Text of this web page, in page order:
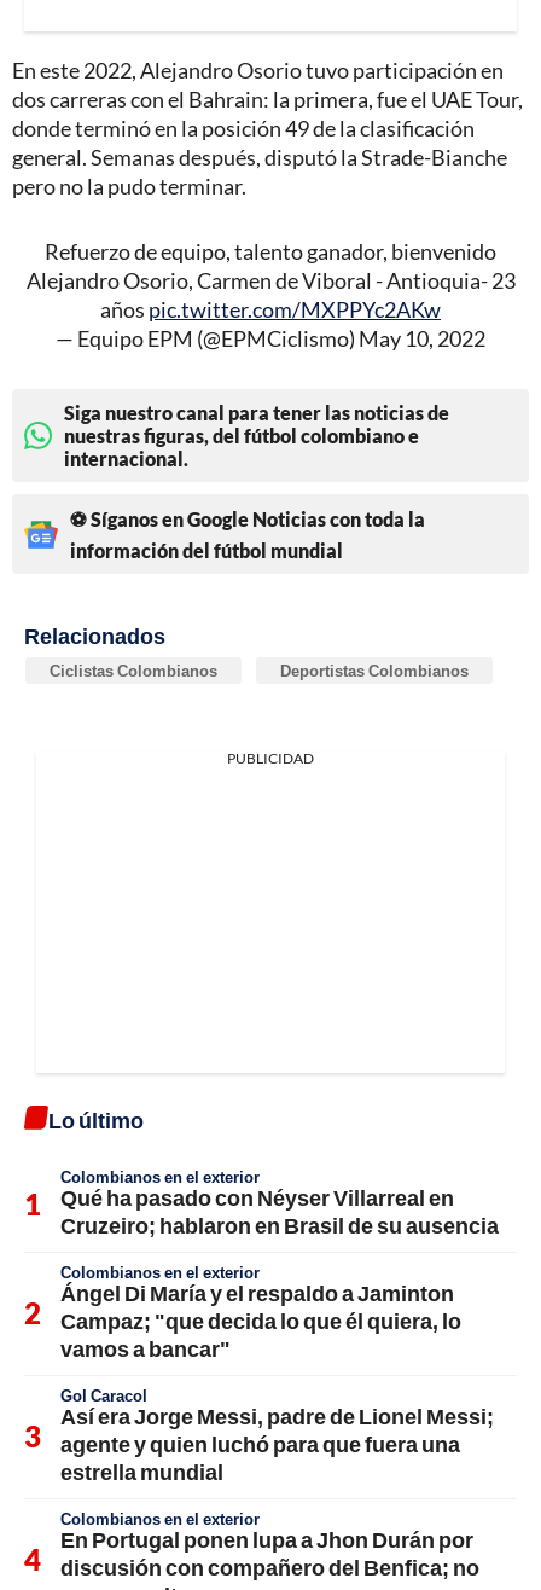
En este 2022, Alejandro Osorio tuvo participación en
dos carreras con el Bahrain: la primera, fue el UAE Tour,
donde terminó en la posición 49 de la clasificación
general. Semanas después, disputó la Strade-Bianche
pero no la pudo terminar.
Refuerzo de equipo, talento ganador, bienvenido
Alejandro Osorio, Carmen de Viboral - Antioquia- 23
años pic.twitter.com/MXPPYc2AKw
— Equipo EPM (@EPMCiclismo) May 10, 2022
Siga nuestro canal para tener las noticias de
nuestras figuras, del fútbol colombiano e
internacional.
⚽ Síganos en Google Noticias con toda la
información del fútbol mundial
Relacionados
Ciclistas Colombianos Deportistas Colombianos
PUBLICIDAD
Lo último
Colombianos en el exterior
Qué ha pasado con Néyser Villarreal en
Cruzeiro; hablaron en Brasil de su ausencia
Colombianos en el exterior
Ángel Di María y el respaldo a Jaminton
Campaz; "que decida lo que él quiera, lo
vamos a bancar"
Gol Caracol
Así era Jorge Messi, padre de Lionel Messi;
agente y quien luchó para que fuera una
estrella mundial
Colombianos en el exterior
En Portugal ponen lupa a Jhon Durán por
discusión con compañero del Benfica; no